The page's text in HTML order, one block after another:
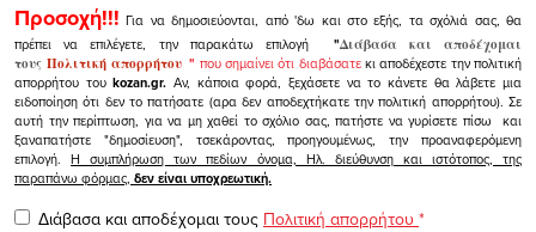
Προσοχή!!! Για να δημοσιεύονται, από 'δω και στο εξής, τα σχόλιά σας, θα
πρέπει να επιλέγετε, την παρακάτω επιλογή
"Διάβασα και αποδέχομαι
τουςΠολιτική απορρήτου" που σημαίνει ότι διαβάσατεκι αποδέχεστε την πολιτική
απορρήτου τουkozan.gr. Αν, κάποια φορά, ξεχάσετε να το κάνετε θα λάβετε μια
ειδοποίηση ότι δεν το πατήσατε (αρα δεν αποδεχτήκατε την πολιτική απορρήτου). Σε
αυτή την περίπτωση, για να μη χαθεί το σχόλιο σας, πατήστε να γυρίσετε πίσω και
ξαναπατήστε "δημοσίευση", τσεκάροντας, προηγουμένως, την προαναφερόμενη
επιλογή.Η συμπλήρωση των πεδίων όνομα, Ηλ. διεύθυνση και ιστότοπος, της
παραπάνω φόρμας, δεν είναι υποχρεωτική.
Διάβασα και αποδέχομαι τους Πολιτική απορρήτου *